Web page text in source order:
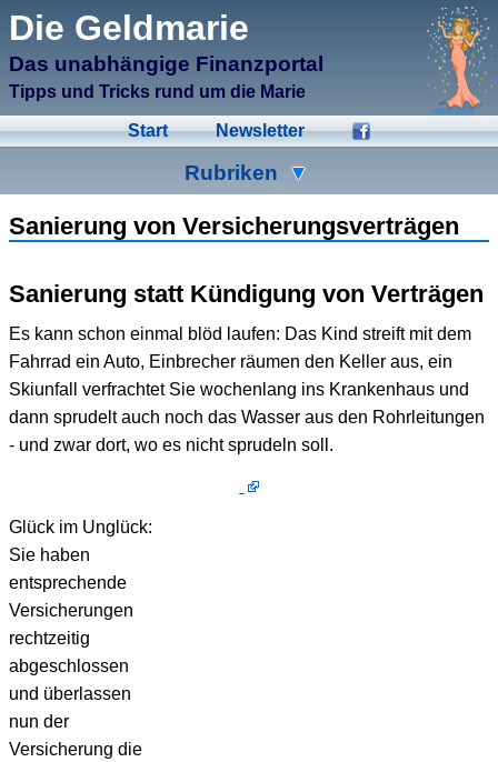
Die Geldmarie
Das unabhängige Finanzportal
Tipps und Tricks rund um die Marie
Start Newsletter
Rubriken
Energiesparen Fonds Formulare
Kleingeld Kredite Spartipps
Steuern Urlaub
Sanierung von Versicherungsverträgen
Sanierung statt Kündigung von Verträgen
Es kann schon einmal blöd laufen: Das Kind streift mit dem
Fahrrad ein Auto, Einbrecher räumen den Keller aus, ein
Skiunfall verfrachtet Sie wochenlang ins Krankenhaus und
dann sprudelt auch noch das Wasser aus den Rohrleitungen
- und zwar dort, wo es nicht sprudeln soll.
Glück im Unglück:
Sie haben
entsprechende
Versicherungen
rechtzeitig
abgeschlossen
und überlassen
nun der
Versicherung die
μCMS α1.6
Validate HTML
Validate CSS
Check Links
Manage Files
↑E
↑C Create New Page